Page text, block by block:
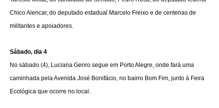
Chico Alencar, do deputado estadual Marcelo Freixo e de centenas de
militantes e apoiadores.
Sábado, dia 4
No sábado (4), Luciana Genro segue em Porto Alegre, onde fará uma
caminhada pela Avenida José Bonifácio, no bairro Bom Fim, junto à Feira
Ecológica que ocorre no local.